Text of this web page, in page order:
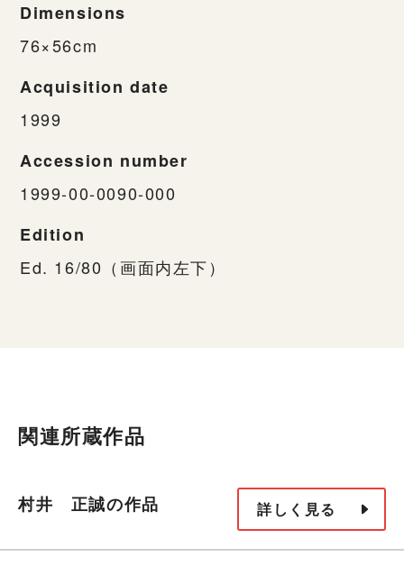
Dimensions
76×56cm
Acquisition date
1999
Accession number
1999-00-0090-000
Edition
Ed. 16/80（画面内左下）
関連所蔵作品
村井 正誠の作品 詳しく見る